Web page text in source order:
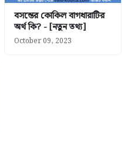
বসন্তের কোকিল বাগধারাটির
অর্থ কি? - [নতুন তথ্য]
October 09, 2023